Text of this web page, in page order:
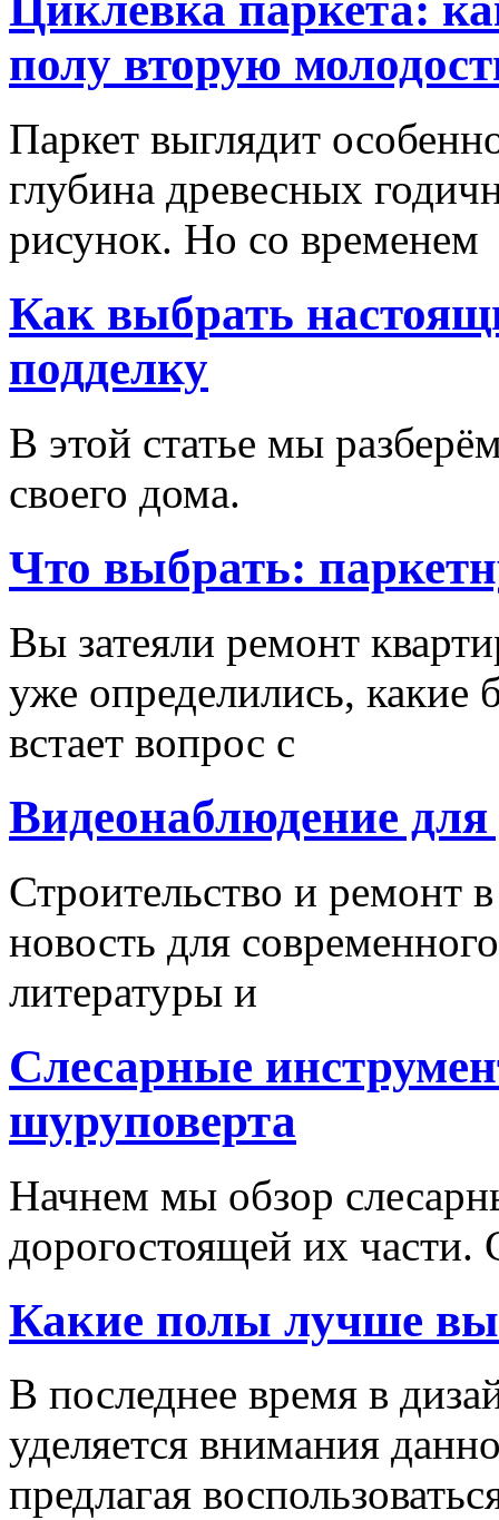
полу вторую
Паркет выглядит
глубина древесных
рисунок. Но со временем
Как выбрать
подделку
В этой статье мы
своего дома.
Что выбрать:
Вы затеяли ремонт
уже определились, какие
встает вопрос с
Видеонаблюдение
Строительство и ремонт
новость для
литературы и
Слесарные
шуруповерта
Начнем мы обзор
дорогостоящей их части.
Какие полы лучше
В последнее время в
уделяется внимания
предлагая